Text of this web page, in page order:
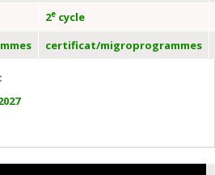
2e cycle
certificat/migroprogrammes